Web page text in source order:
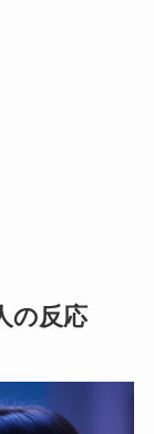
の反応